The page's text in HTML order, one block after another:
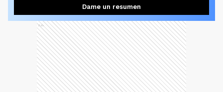
Dame un resumen
Ads